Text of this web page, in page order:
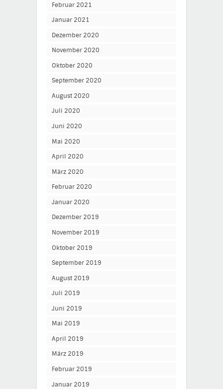
Februar 2021
Januar 2021
Dezember 2020
November 2020
Oktober 2020
September 2020
August 2020
Juli 2020
Juni 2020
Mai 2020
April 2020
März 2020
Februar 2020
Januar 2020
Dezember 2019
November 2019
Oktober 2019
September 2019
August 2019
Juli 2019
Juni 2019
Mai 2019
April 2019
März 2019
Februar 2019
Januar 2019